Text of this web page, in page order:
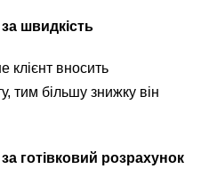
швидкість
вносить
тим більшу знижку він
готівковий розрахунок